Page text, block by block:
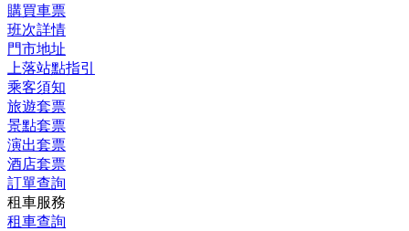
購買車票
班次詳情
門市地址
上落站點指引
乘客須知
旅遊套票
景點套票
演出套票
酒店套票
訂單查詢
租車服務
租車查詢